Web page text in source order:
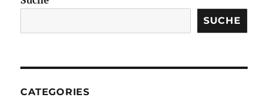
SUCHE
CATEGORIES